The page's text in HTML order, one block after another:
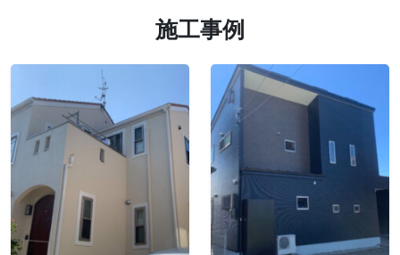
施工事例